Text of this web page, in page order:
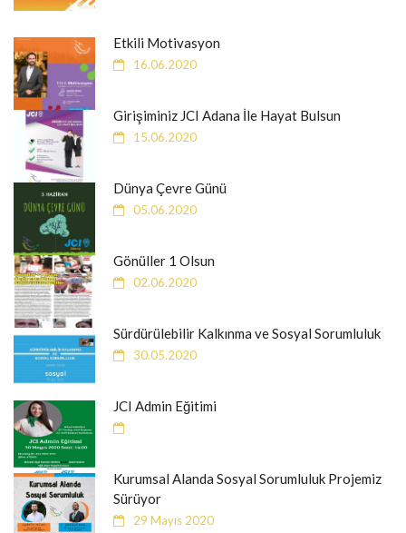
Etkili Motivasyon
16.06.2020
Girişiminiz JCI Adana İle Hayat Bulsun
15.06.2020
Dünya Çevre Günü
05.06.2020
Gönüller 1 Olsun
02.06.2020
Sürdürülebilir Kalkınma ve Sosyal Sorumluluk
30.05.2020
JCI Admin Eğitimi
Kurumsal Alanda Sosyal Sorumluluk Projemiz
Sürüyor
29 Mayıs 2020